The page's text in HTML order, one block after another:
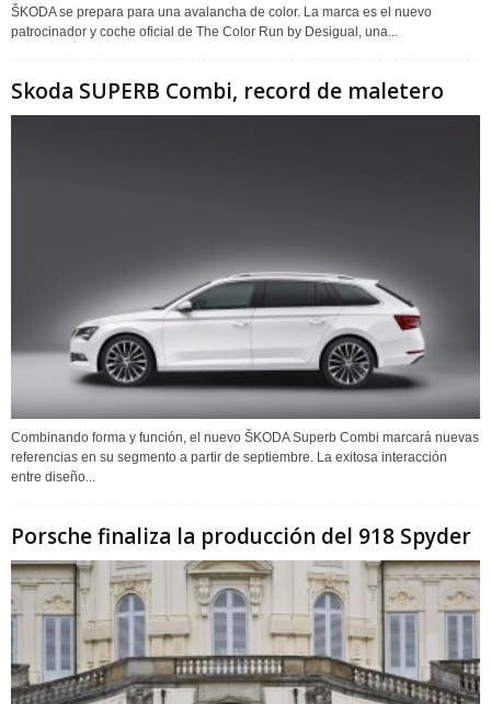
ŠKODA se prepara para una avalancha de color. La marca es el nuevo
patrocinador y coche oficial de The Color Run by Desigual, una...
Skoda SUPERB Combi, record de maletero
Combinando forma y función, el nuevo ŠKODA Superb Combi marcará nuevas
referencias en su segmento a partir de septiembre. La exitosa interacción
entre diseño...
Porsche finaliza la producción del 918 Spyder